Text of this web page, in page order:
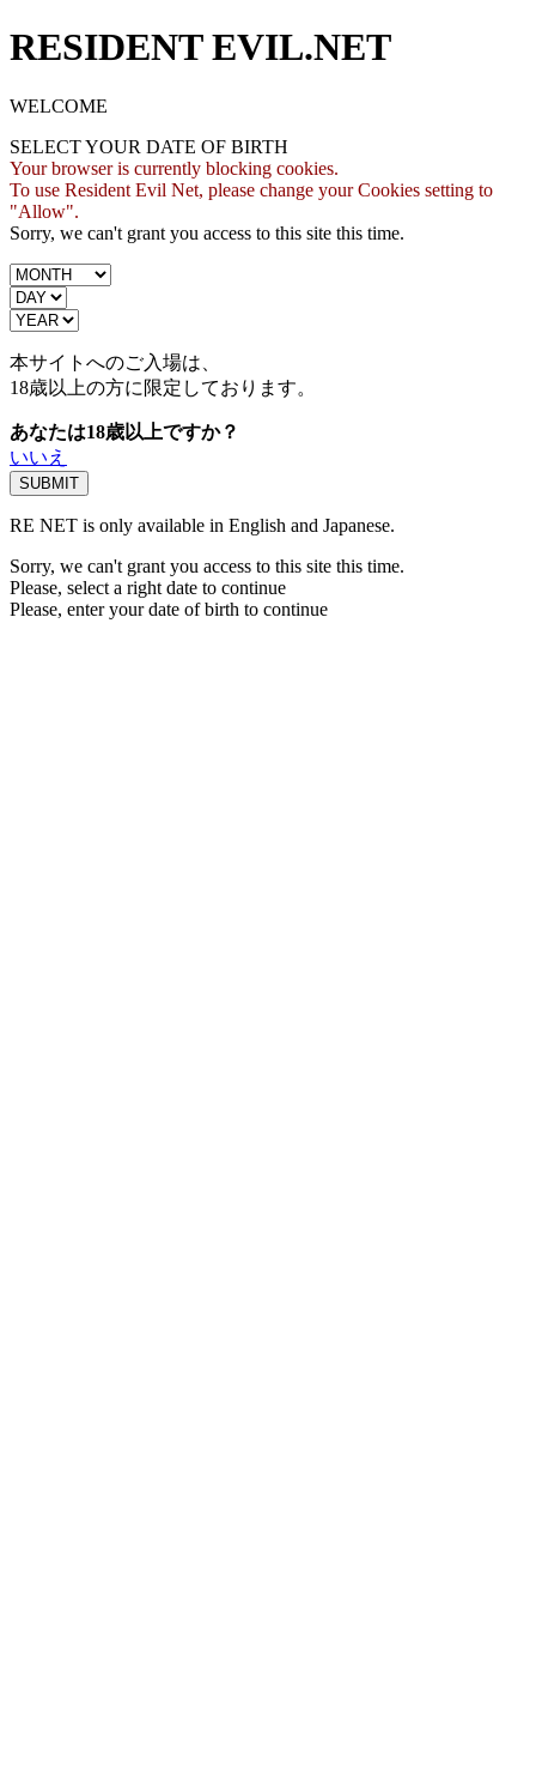
RESIDENT EVIL.NET
WELCOME
SELECT YOUR DATE OF BIRTH
Your browser is currently blocking cookies.
To use Resident Evil Net, please change your Cookies setting to
"Allow".
Sorry, we can't grant you access to this site this time.
本サイトへのご入場は、
18歳以上の方に限定しております。
あなたは18歳以上ですか？
いいえ
RE NET is only available in English and Japanese.
Sorry, we can't grant you access to this site this time.
Please, select a right date to continue
Please, enter your date of birth to continue